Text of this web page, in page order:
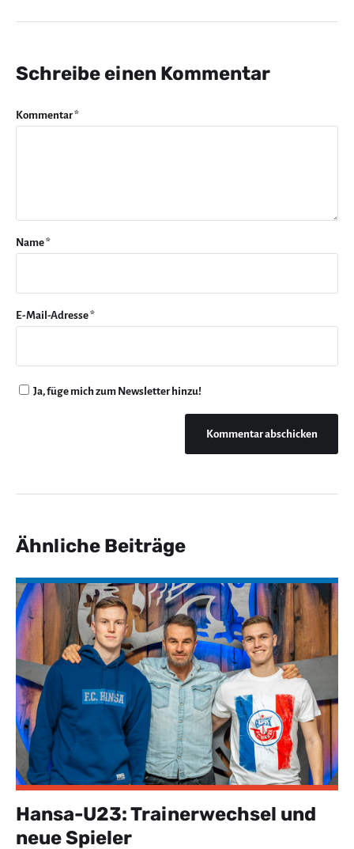
Schreibe einen Kommentar
Kommentar*
Name*
E-Mail-Adresse*
Ja, füge mich zum Newsletter hinzu!
Ähnliche Beiträge
Hansa-U23: Trainerwechsel und
neue Spieler